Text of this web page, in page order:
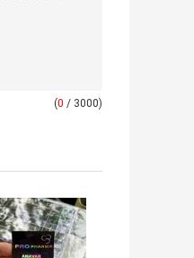
(0 / 3000)